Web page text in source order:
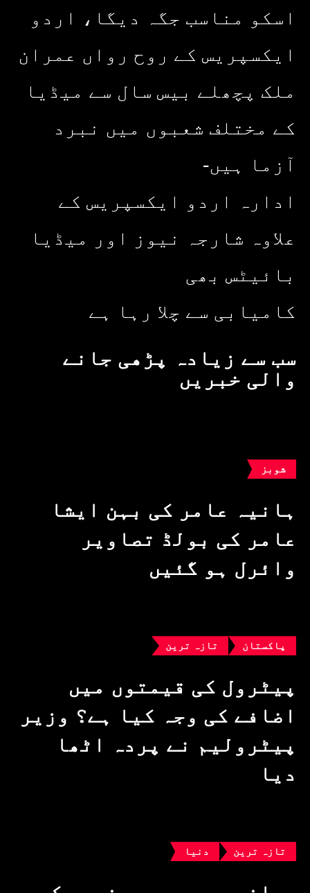
اسکو مناسب جگہ دیگا، اردو
ایکسپریس کے روح رواں عمران
ملک پچھلے بیس سال سے میڈیا
کے مختلف شعبوں میں نبرد
آزما ہیں-
ادارہ اردو ایکسپریس کے
علاوہ شارجہ نیوز اور میڈیا
بائیٹس بھی
کامیابی سے چلا رہا ہے
سب سے زیادہ پڑھی جانے
والی خبریں
شوبز
ہانیہ عامر کی بہن ایشا
عامر کی بولڈ تصاویر
وائرل ہو گئیں
پاکستان تازہ ترین
پیٹرول کی قیمتوں میں
اضافے کی وجہ کیا ہے؟ وزیرِ
پیٹرولیم نے پردہ اٹھا
دیا
تازہ ترین دنیا